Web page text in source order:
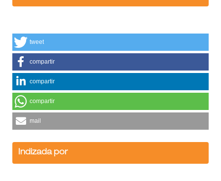
tweet
compartir
compartir
compartir
mail
Indizada por